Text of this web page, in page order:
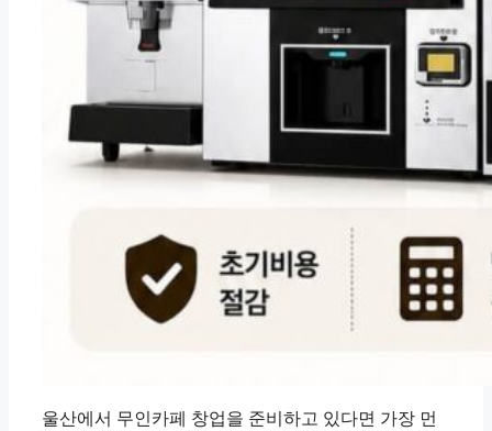
울산에서 무인카페 창업을 준비하고 있다면 가장 먼